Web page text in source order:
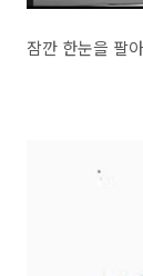
잠깐 한눈을 팔